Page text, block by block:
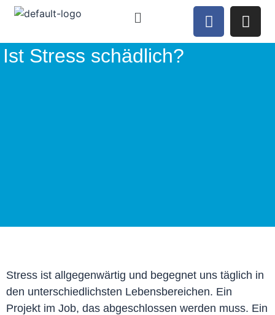
Ist Stress schädlich?
Stress ist allgegenwärtig und begegnet uns täglich in
den unterschiedlichsten Lebensbereichen. Ein
Projekt im Job, das abgeschlossen werden muss. Ein